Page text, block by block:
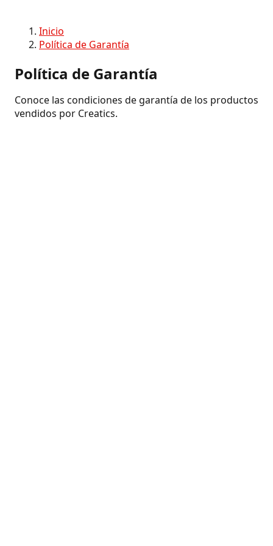
Inicio
Política de Garantía
Política de Garantía
Conoce las condiciones de garantía de los productos
vendidos por Creatics.